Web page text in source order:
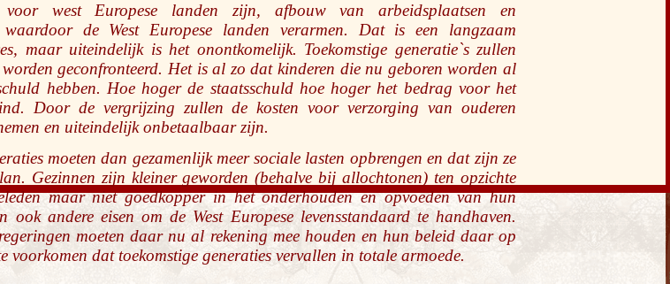
voor west Europese landen zijn, afbouw van arbeidsplaatsen en
waardoor de West Europese landen verarmen. Dat is een langzaam
maar uiteindelijk is het onontkomelijk. Toekomstige generatie`s zullen
worden geconfronteerd. Het is al zo dat kinderen die nu geboren worden al
hebben. Hoe hoger de staatsschuld hoe hoger het bedrag voor het
Door de vergrijzing zullen de kosten voor verzorging van ouderen
en uiteindelijk onbetaalbaar zijn.
moeten dan gezamenlijk meer sociale lasten opbrengen en dat zijn ze
Gezinnen zijn kleiner geworden (behalve bij allochtonen) ten opzichte
maar niet goedkopper in het onderhouden en opvoeden van hun
ook andere eisen om de West Europese levensstandaard te handhaven.
moeten daar nu al rekening mee houden en hun beleid daar op
voorkomen dat toekomstige generaties vervallen in totale armoede.